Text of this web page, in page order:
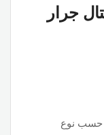
جرار
حسب نوع